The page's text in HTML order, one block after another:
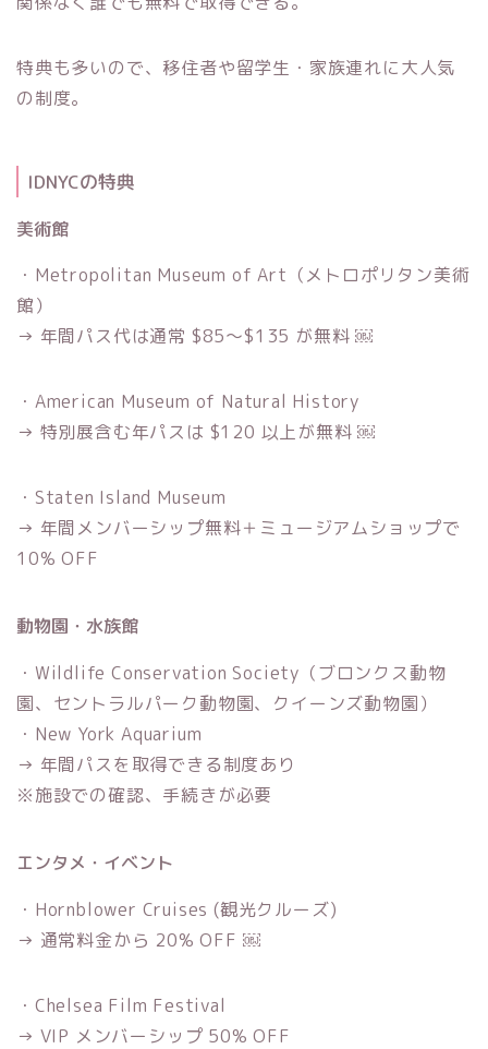
特典も多いので、移住者や留学生・家族連れに大人気
の制度。
IDNYCの特典
美術館
・Metropolitan Museum of Art（メトロポリタン美術
館）
→ 年間パス代は通常 $85〜$135 が無料 ￼
・American Museum of Natural History
→ 特別展含む年パスは $120 以上が無料 ￼
・Staten Island Museum
→ 年間メンバーシップ無料＋ミュージアムショップで
10% OFF
動物園・水族館
・Wildlife Conservation Society（ブロンクス動物
園、セントラルパーク動物園、クイーンズ動物園）
・New York Aquarium
→ 年間パスを取得できる制度あり
※施設での確認、手続きが必要
エンタメ・イベント
・Hornblower Cruises (観光クルーズ)
→ 通常料金から 20% OFF ￼
・Chelsea Film Festival
→ VIP メンバーシップ 50% OFF